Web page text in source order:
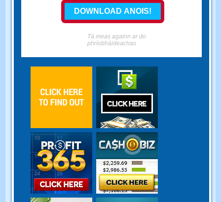
Tá meas againn ar do
phríobháideachas